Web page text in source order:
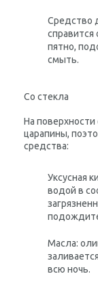
Средство
справится
пятно,
смыть.
Со стекла
На поверхности
царапины,
средства:
Уксусная
водой в
Масла:
всю ночь.